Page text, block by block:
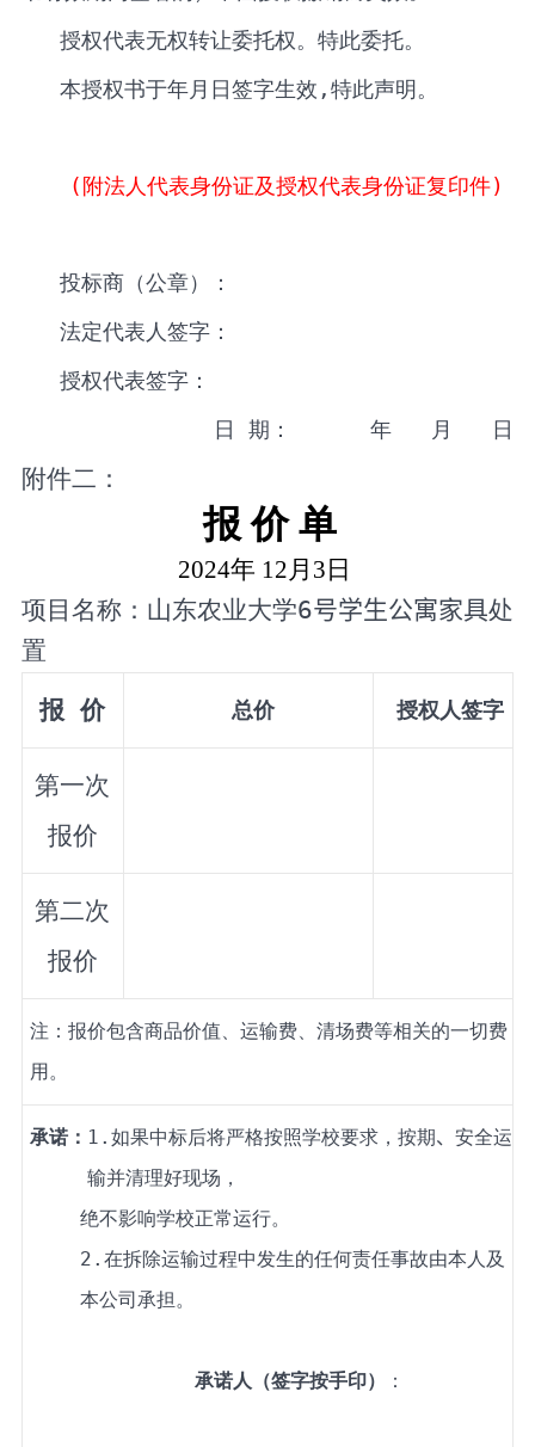
授权代表无权转让委托权。特此委托。
本授权书于年月 日签字生效 ,特此声明。
(附法人代表身份证及授权代表身份证复印件)
投标商（公章）：
法定代表人签字：
授权代表签字：
日 期： 年 月 日
附件二：
报价单
2024年 12 月 3 日
项目名称：山东农业大学6号学生公寓家具处
置
报 价 总价 授权人签字
第一次
报价
第二次
报价
注：报价包含商品价值、运输费、清场费等相关的一切费
用。
承诺： 1 . 如果中标后将严格按照学校要求，按期、 安全运
输并清理好现场，
绝不影响学校正常运行。
2 . 在拆除运输过程中发生的任何责任事故由本人及
本公司承担。
承诺人（签字按手印） ：